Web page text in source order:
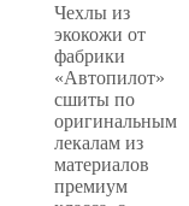
Чехлы из
экокожи от
фабрики
«Автопилот»
сшиты по
оригинальным
лекалам из
материалов
премиум